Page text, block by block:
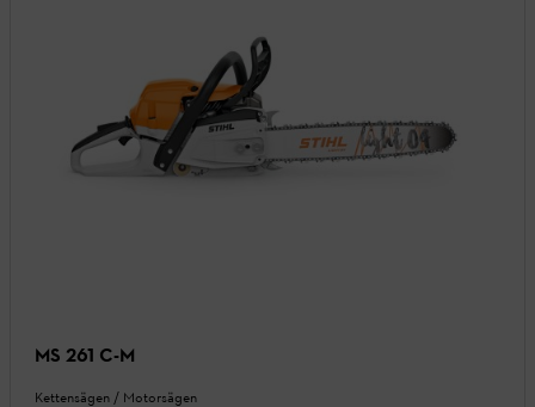
MS 261 C-M
Kettensägen / Motorsägen